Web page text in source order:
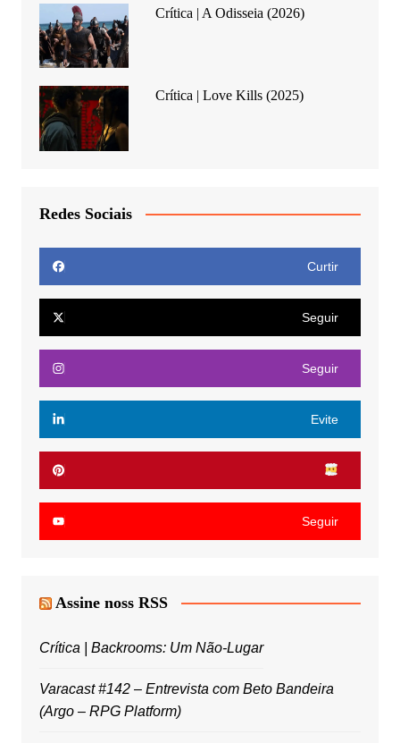
Crítica | A Odisseia (2026)
Crítica | Love Kills (2025)
Redes Sociais
Curtir
Seguir
Seguir
Evite
Seguir
Assine noss RSS
Crítica | Backrooms: Um Não-Lugar
Varacast #142 – Entrevista com Beto Bandeira
(Argo – RPG Platform)